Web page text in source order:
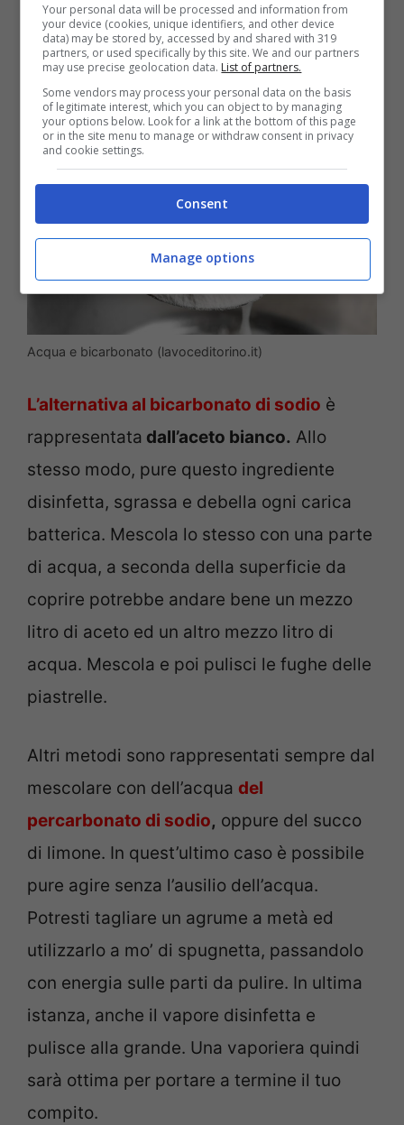
termine di questa procedura sarà
sufficiente risciacquare con un po’ di
acqua fresca.
Acqua e bicarbonato (lavoceditorino.it)
L’alternativa al bicarbonato di sodio è
rappresentata dall’aceto bianco. Allo
stesso modo, pure questo ingrediente
disinfetta, sgrassa e debella ogni carica
batterica. Mescola lo stesso con una parte
di acqua, a seconda della superficie da
coprire potrebbe andare bene un mezzo
litro di aceto ed un altro mezzo litro di
acqua. Mescola e poi pulisci le fughe delle
piastrelle.
Altri metodi sono rappresentati sempre dal
mescolare con dell’acqua del
percarbonato di sodio, oppure del succo
di limone. In quest’ultimo caso è possibile
pure agire senza l’ausilio dell’acqua.
Potresti tagliare un agrume a metà ed
utilizzarlo a mo’ di spugnetta, passandolo
con energia sulle parti da pulire. In ultima
istanza, anche il vapore disinfetta e
pulisce alla grande. Una vaporiera quindi
sarà ottima per portare a termine il tuo
compito.
Your personal data will be processed and information from
your device (cookies, unique identifiers, and other device
data) may be stored by, accessed by and shared with 319
partners, or used specifically by this site. We and our partners
may use precise geolocation data. List of partners.
Some vendors may process your personal data on the basis
of legitimate interest, which you can object to by managing
your options below. Look for a link at the bottom of this page
or in the site menu to manage or withdraw consent in privacy
and cookie settings.
Consent
Manage options